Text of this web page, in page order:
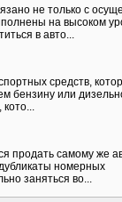
не только с
на высоком
в авто...
средств,
бензину или
продать самому же
номерных
заняться во...